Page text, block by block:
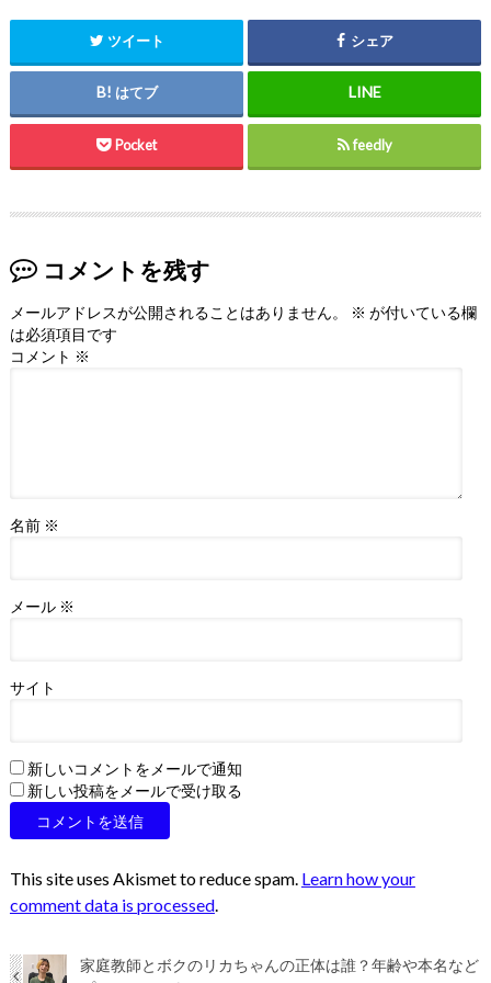
ツイート シェア
はてブ
Pocket feedly
コメントを残す
メールアドレスが公開されることはありません。 ※ が付いている欄
は必須項目です
コメント ※
名前 ※
メール ※
サイト
新しいコメントをメールで通知
新しい投稿をメールで受け取る
This site uses Akismet to reduce spam. Learn how your
comment data is processed.
家庭教師とボクのリカちゃんの正体は誰？年齢や本名など